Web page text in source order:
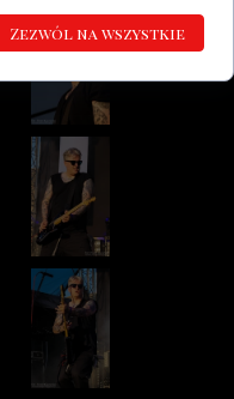
Zezwól na wszystkie